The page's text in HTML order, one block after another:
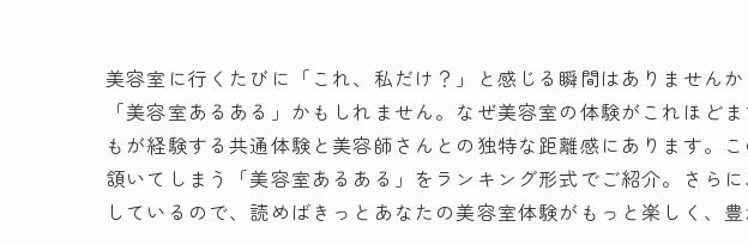
美容室に行くたびに「これ、私だけ？」と感じる瞬間はありません
「美容室あるある」かもしれません。なぜ美容室の体験がこれほど
もが経験する共通体験と美容師さんとの独特な距離感にあります。
頷いてしまう「美容室あるある」をランキング形式でご紹介。さら
しているので、読めばきっとあなたの美容室体験がもっと楽しく、